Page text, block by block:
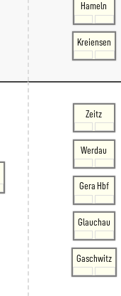
Hameln
Kreiensen
Zeitz
Werdau
Gera Hbf
Glauchau
Gaschwitz